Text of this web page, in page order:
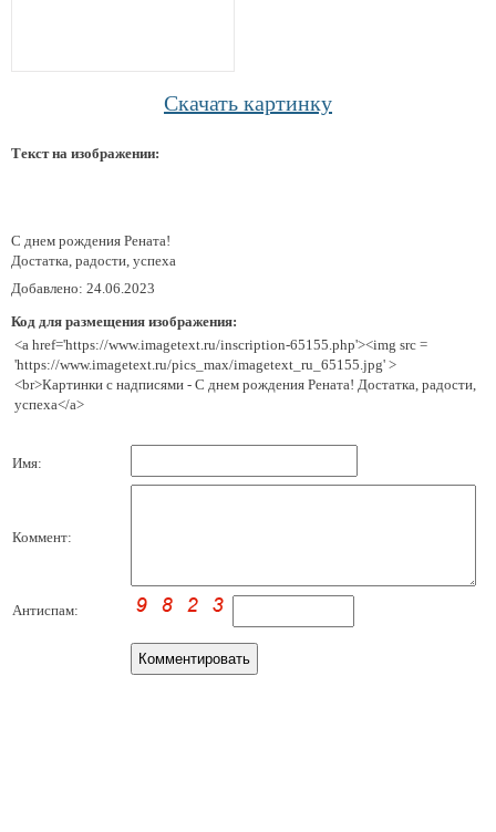
Скачать картинку
Текст на изображении:
С днем рождения Рената!
Достатка, радости, успеха
Добавлено: 24.06.2023
Код для размещения изображения:
<a href='https://www.imagetext.ru/inscription-65155.php'><img src =
'https://www.imagetext.ru/pics_max/imagetext_ru_65155.jpg' >
<br>Картинки с надписями - С днем рождения Рената! Достатка, радости,
успеха</a>
Имя:
Коммент:
Антиспам: